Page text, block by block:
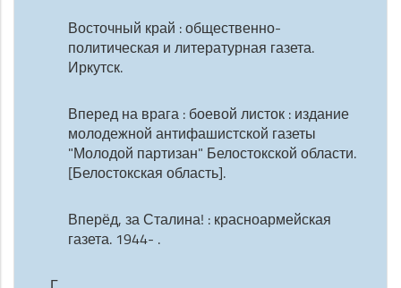
Восточный край : общественно-
политическая и литературная газета.
Иркутск.
Вперед на врага : боевой листок : издание
молодежной антифашистской газеты
"Молодой партизан" Белостокской области.
[Белостокская область].
Вперёд, за Сталина! : красноармейская
газета. 1944- .